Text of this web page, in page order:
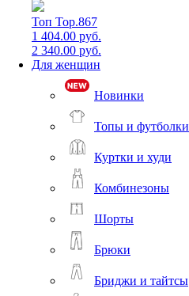
Топ Top.867
1 404.00 руб.
2 340.00 руб.
Для женщин
Новинки
Топы и футболки
Куртки и худи
Комбинезоны
Шорты
Брюки
Бриджи и тайтсы